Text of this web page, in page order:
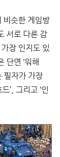
비슷한 게임방
서로 다른 감
장 인지도 있
단연 ‘워해
필자가 가장
드’, 그리고 ‘인